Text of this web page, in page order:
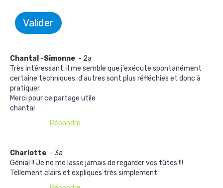
Valider
Chantal -Simonne - 2a
Très intéressant, il me semble que j'exécute spontanément
certaine techniques, d'autres sont plus réfléchies et donc à
pratiquer.
Merci pour ce partage utile
chantal
Répondre
Charlotte - 3a
Génial !! Je ne me lasse jamais de regarder vos tûtes !!!
Tellement clairs et expliques très simplement